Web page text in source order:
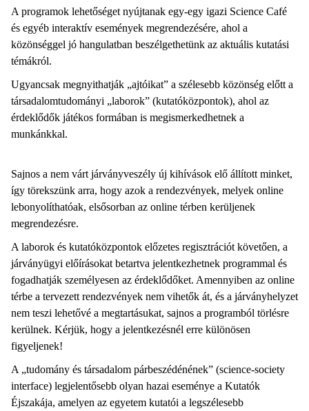
A programok lehetőséget nyújtanak egy-egy igazi Science Café
és egyéb interaktív események megrendezésére, ahol a
közönséggel jó hangulatban beszélgethetünk az aktuális kutatási
témákról.
Ugyancsak megnyithatják „ajtóikat” a szélesebb közönség előtt a
társadalomtudományi „laborok” (kutatóközpontok), ahol az
érdeklődők játékos formában is megismerkedhetnek a
munkánkkal.
Sajnos a nem várt járványveszély új kihívások elő állított minket,
így törekszünk arra, hogy azok a rendezvények, melyek online
lebonyolíthatóak, elsősorban az online térben kerüljenek
megrendezésre.
A laborok és kutatóközpontok előzetes regisztrációt követően, a
járványügyi előírásokat betartva jelentkezhetnek programmal és
fogadhatják személyesen az érdeklődőket. Amennyiben az online
térbe a tervezett rendezvények nem vihetők át, és a járványhelyzet
nem teszi lehetővé a megtartásukat, sajnos a programból törlésre
kerülnek. Kérjük, hogy a jelentkezésnél erre különösen
figyeljenek!
A „tudomány és társadalom párbeszédénének” (science-society
interface) legjelentősebb olyan hazai eseménye a Kutatók
Éjszakája, amelyen az egyetem kutatói a legszélesebb